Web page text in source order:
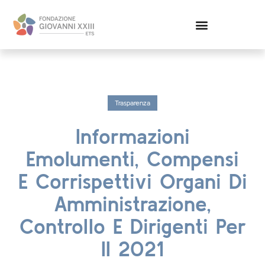
Trasparenza
Informazioni
Emolumenti, Compensi
E Corrispettivi Organi Di
Amministrazione,
Controllo E Dirigenti Per
Il 2021